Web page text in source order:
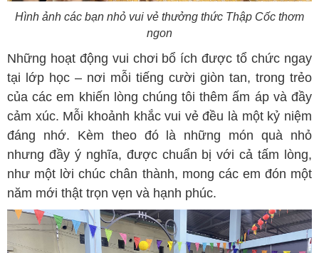
Hình ảnh các bạn nhỏ vui vẻ thưởng thức Thập Cốc thơm
ngon
Những hoạt động vui chơi bổ ích được tổ chức ngay
tại lớp học – nơi mỗi tiếng cười giòn tan, trong trẻo
của các em khiến lòng chúng tôi thêm ấm áp và đầy
cảm xúc. Mỗi khoảnh khắc vui vẻ đều là một kỷ niệm
đáng nhớ. Kèm theo đó là những món quà nhỏ
nhưng đầy ý nghĩa, được chuẩn bị với cả tấm lòng,
như một lời chúc chân thành, mong các em đón một
năm mới thật trọn vẹn và hạnh phúc.